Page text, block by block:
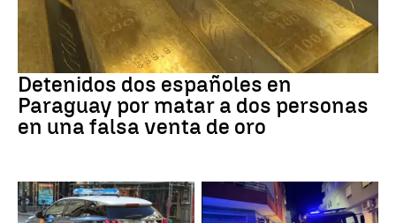
Paraguay
Detenidos dos españoles en
Paraguay por matar a dos personas
en una falsa venta de oro